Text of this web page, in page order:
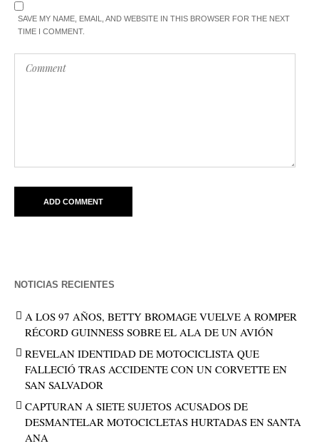
SAVE MY NAME, EMAIL, AND WEBSITE IN THIS BROWSER FOR THE NEXT
TIME I COMMENT.
NOTICIAS RECIENTES
A LOS 97 AÑOS, BETTY BROMAGE VUELVE A ROMPER
RÉCORD GUINNESS SOBRE EL ALA DE UN AVIÓN
REVELAN IDENTIDAD DE MOTOCICLISTA QUE
FALLECIÓ TRAS ACCIDENTE CON UN CORVETTE EN
SAN SALVADOR
CAPTURAN A SIETE SUJETOS ACUSADOS DE
DESMANTELAR MOTOCICLETAS HURTADAS EN SANTA
ANA